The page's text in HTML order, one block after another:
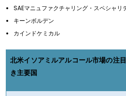
SAEマニュファクチャリング・スペシャリ
キーンボルデン
カインドケミカル
北米イソアミルアルコール市場の注
き主要国